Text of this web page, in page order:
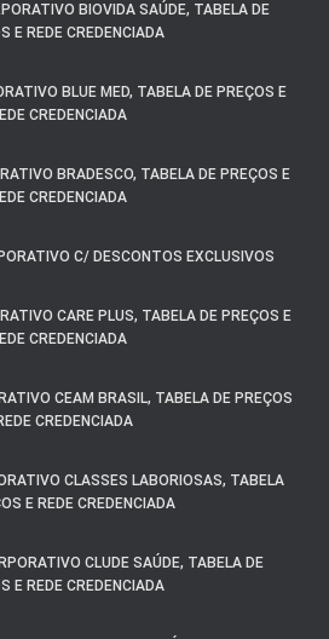
BIOVIDA SAÚDE, TABELA DE
E REDE CREDENCIADA
BLUE MED, TABELA DE PREÇOS E
CREDENCIADA
BRADESCO, TABELA DE PREÇOS E
CREDENCIADA
C/ DESCONTOS EXCLUSIVOS
CARE PLUS, TABELA DE PREÇOS E
CREDENCIADA
CEAM BRASIL, TABELA DE PREÇOS
CREDENCIADA
CLASSES LABORIOSAS, TABELA
E REDE CREDENCIADA
CLUDE SAÚDE, TABELA DE
E REDE CREDENCIADA